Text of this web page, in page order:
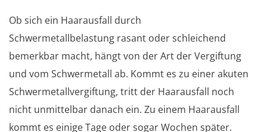
Ob sich ein Haarausfall durch
Schwermetallbelastung rasant oder schleichend
bemerkbar macht, hängt von der Art der Vergiftung
und vom Schwermetall ab. Kommt es zu einer akuten
Schwermetallvergiftung, tritt der Haarausfall noch
nicht unmittelbar danach ein. Zu einem Haarausfall
kommt es einige Tage oder sogar Wochen später.